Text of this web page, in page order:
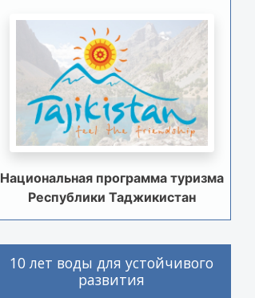
Национальная программа туризма
Республики Таджикистан
10 лет воды для устойчивого
развития